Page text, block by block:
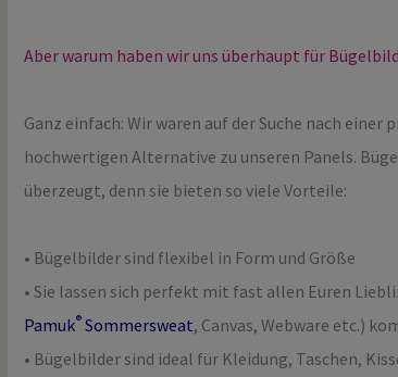
Aber warum haben wir uns überhaupt für
Ganz einfach: Wir waren auf der Suche nach
hochwertigen Alternative zu unseren Panels.
überzeugt, denn sie bieten so viele Vorteile:
• Bügelbilder sind flexibel in Form und Größe
• Sie lassen sich perfekt mit fast allen Euren
Pamuk® Sommersweat, Canvas, Webware etc.)
• Bügelbilder sind ideal für Kleidung, Taschen,